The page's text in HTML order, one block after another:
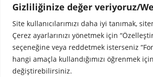
Gizliliğinize değer veriyoruz/
Site kullanıcılarımızı daha iyi tanımak,
Çerez ayarlarınızı yönetmek için
seçeneğine veya reddetmek isterseniz
hangi amaçla kullandığımızı öğrenmek
değiştirebilirsiniz.
Copyright © 2026 Liquid Line
Screenr
parallax
theme
by
FameThemes